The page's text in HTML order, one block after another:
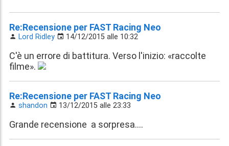
Re:Recensione per FAST Racing Neo
Lord Ridley 14/12/2015 alle 10:32
C'è un errore di battitura. Verso l'inizio: «raccolte
filme».
Re:Recensione per FAST Racing Neo
shandon 13/12/2015 alle 23:33
Grande recensione a sorpresa....